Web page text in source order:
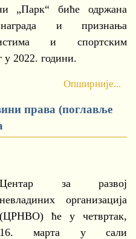
„Парк“ биће одржана
и признања
и спортским
у 2022. години.
Опширније...
права (поглавље
Центар за развој
невладиних организација
(ЦРНВО) ће у четвртак,
16. марта у сали